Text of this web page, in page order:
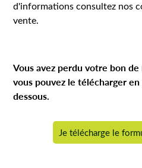
d'informations consultez nos
vente.
Vous avez perdu votre bon
vous pouvez le télécharger
dessous.
Je télécharge le